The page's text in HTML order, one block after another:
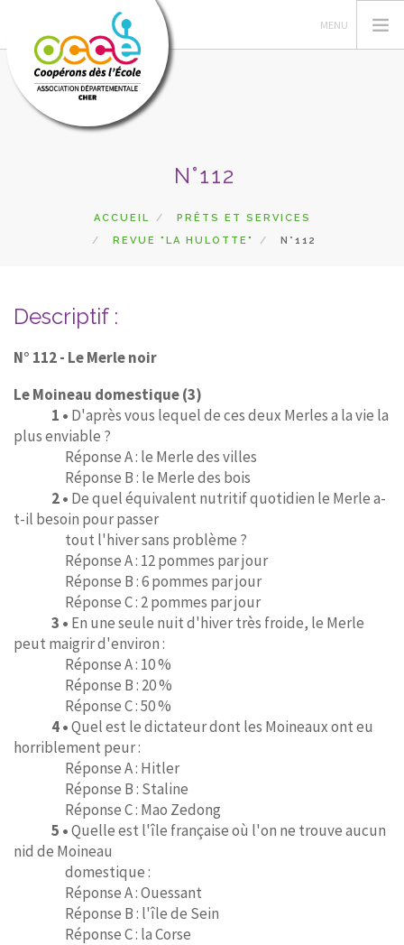
ACTIONS PÉDAGOGIQUES
GÉRER SA COOPÉRATIVE
RESSOURCES
N°112
ACCUEIL
PRÊTS ET SERVICES
REVUE "LA HULOTTE"
N°112
Descriptif :
N° 112 - Le Merle noir
Le Moineau domestique (3)
1 • D'après vous lequel de ces deux Merles a la vie la
plus enviable ?
Réponse A : le Merle des villes
Réponse B : le Merle des bois
2 • De quel équivalent nutritif quotidien le Merle a-
t-il besoin pour passer
tout l'hiver sans problème ?
Réponse A : 12 pommes par jour
Réponse B : 6 pommes par jour
Réponse C : 2 pommes par jour
3 • En une seule nuit d'hiver très froide, le Merle
peut maigrir d'environ :
Réponse A : 10 %
Réponse B : 20 %
Réponse C : 50 %
4 •Quel est le dictateur dont les Moineaux ont eu
horriblement peur :
Réponse A : Hitler
Réponse B : Staline
Réponse C : Mao Zedong
5 •Quelle est l'île française où l'on ne trouve aucun
nid de Moineau
domestique :
Réponse A : Ouessant
Réponse B : l'île de Sein
Réponse C : la Corse